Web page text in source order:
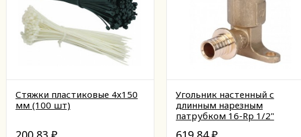
Стяжки пластиковые 4х150
мм (100 шт)
₽
Угольник настенный с
длинным нарезным
патрубком 16-Rp 1/2"
₽